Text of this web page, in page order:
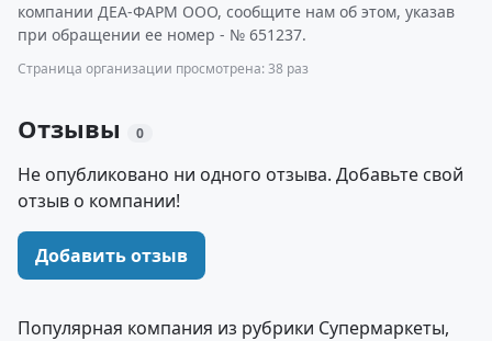
компании ДЕА-ФАРМ ООО, сообщите нам об этом, указав
при обращении ее номер - № 651237.
Страница организации просмотрена: 38 раз
Отзывы 0
Не опубликовано ни одного отзыва. Добавьте свой
отзыв о компании!
Добавить отзыв
Популярная компания из рубрики Супермаркеты,